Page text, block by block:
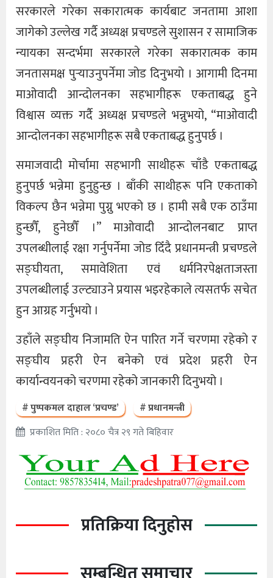
सरकारले गरेका सकारात्मक कार्यबाट जनतामा आशा
जागेको उल्लेख गर्दै अध्यक्ष प्रचण्डले सुशासन र सामाजिक
न्यायका सन्दर्भमा सरकारले गरेका सकारात्मक काम
जनतासमक्ष पुर्‍याउनुपर्नेमा जोड दिनुभयो । आगामी दिनमा
माओवादी आन्दोलनका सहभागीहरू एकताबद्ध हुने
विश्वास व्यक्त गर्दै अध्यक्ष प्रचण्डले भन्नुभयो, “माओवादी
आन्दोलनका सहभागीहरू सबै एकताबद्ध हुनुपर्छ ।
समाजवादी मोर्चामा सहभागी साथीहरू चाँडै एकताबद्ध
हुनुपर्छ भन्नेमा हुनुहुन्छ । बाँकी साथीहरू पनि एकताको
विकल्प छैन भन्नेमा पुग्नु भएको छ । हामी सबै एक ठाउँमा
हुन्छौँ, हुनेछौँ ।” माओवादी आन्दोलनबाट प्राप्त
उपलब्धीलाई रक्षा गर्नुपर्नेमा जोड दिँदै प्रधानमन्त्री प्रचण्डले
सङ्घीयता, समावेशिता एवं धर्मनिरपेक्षताजस्ता
उपलब्धीलाई उल्ट्याउने प्रयास भइरहेकाले त्यसतर्फ सचेत
हुन आग्रह गर्नुभयो ।
उहाँले सङ्घीय निजामति ऐन पारित गर्ने चरणमा रहेको र
सङ्घीय प्रहरी ऐन बनेको एवं प्रदेश प्रहरी ऐन
कार्यान्वयनको चरणमा रहेको जानकारी दिनुभयो ।
पुष्पकमल दाहाल ‘प्रचण्ड’
प्रधानमन्त्री
प्रकाशित मिति : २०८० चैत्र २९ गते बिहिवार
प्रतिक्रिया दिनुहोस